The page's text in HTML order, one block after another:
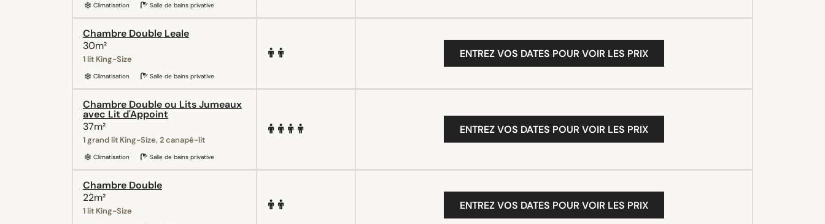
Climatisation Salle de bains privative
Chambre Double Leale
30m²
1 lit King-Size
Climatisation Salle de bains privative
ENTREZ VOS DATES POUR VOIR LES PRIX
Chambre Double ou Lits Jumeaux
avec Lit d'Appoint
37m²
1 grand lit King-Size, 2 canapé-lit
Climatisation Salle de bains privative
ENTREZ VOS DATES POUR VOIR LES PRIX
Chambre Double
22m²
1 lit King-Size ENTREZ VOS DATES POUR VOIR LES PRIX